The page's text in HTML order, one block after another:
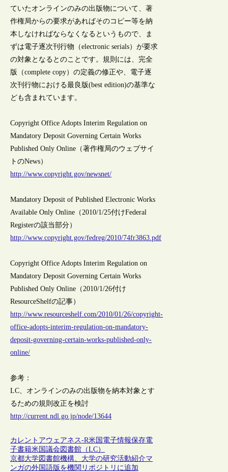
ていたオンラインのみの出版物について、著
作権局からの要求があればそのコピー等を納
本しなければならなくなるというもので、ま
ずは電子逐次刊行物（electronic serials）が要求
の対象となるとのことです。規則には、完全
版（complete copy）の定義の修正や、電子逐
次刊行物における最良版(best edition)の基準な
ども含まれています。
Copyright Office Adopts Interim Regulation on
Mandatory Deposit Governing Certain Works
Published Only Online（著作権局のウェブサイ
トのNews）
http://www.copyright.gov/newsnet/
Mandatory Deposit of Published Electronic Works
Available Only Online（2010/1/25付けFederal
Registerの該当部分）
http://www.copyright.gov/fedreg/2010/74fr3863.pdf
Copyright Office Adopts Interim Regulation on
Mandatory Deposit Governing Certain Works
Published Only Online（2010/1/26付け
ResourceShelfの記事）
http://www.resourceshelf.com/2010/01/26/copyright-
office-adopts-interim-regulation-on-mandatory-
deposit-governing-certain-works-published-only-
online/
参考：
LC、オンラインのみの出版物を納本対象とす
るための規則改正を検討
http://current.ndl.go.jp/node/13644
カレントアウェアネス-R米国 電子情報保存電
子書籍米国議会図書館（LC）
京都大学図書館機構、大学の研究活動紹介マ
ンガの外国語版を機関リポジトリに追加